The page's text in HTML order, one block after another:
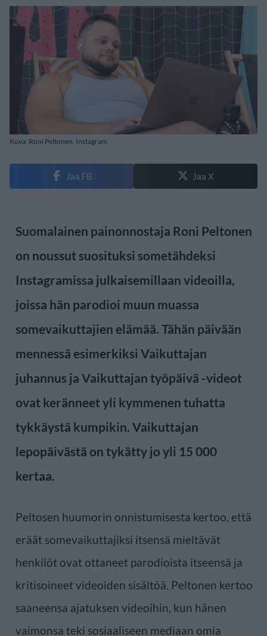
Kuva: Roni Peltonen, Instagram
Jaa FB Jaa X
Suomalainen painonnostaja Roni Peltonen
on noussut suosituksi sometähdeksi
Instagramissa julkaisemillaan videoilla,
joissa hän parodioi muun muassa
somevaikuttajien elämää. Tähän päivään
mennessä esimerkiksi Vaikuttajan
juhannus ja Vaikuttajan työpäivä -videot
ovat keränneet yli kymmenen tuhatta
tykkäystä kumpikin. Vaikuttajan
lepopäivästä on tykätty jo yli 15 000
kertaa.
Peltosen huumorin onnistumisesta kertoo, että
eräät somevaikuttajiksi itsensä mieltävät
henkilöt ovat ottaneet parodioista itseensä ja
kritisoineet videoiden sisältöä. Peltonen kertoo
saaneensa ajatuksen videoihin, kun hänen
vaimonsa teki sosiaaliseen mediaan omia